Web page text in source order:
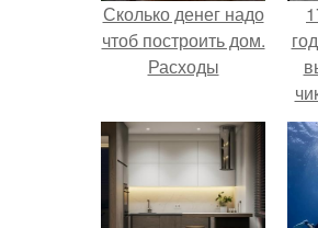
Сколько денег надо
чтоб построить дом.
Расходы